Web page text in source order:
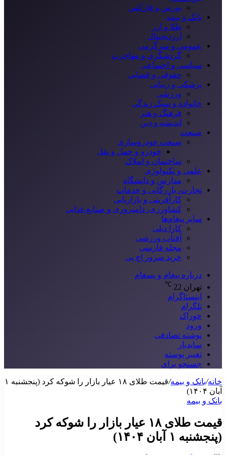
بورس و فارکس
بانک و بیمه
طلا و ارز
ارزدیجیتال
عمومی و سرگرمی
گردشگری و مهاجرت
سیاسی و اجتماعی
حقوقی و قضایی
پزشکی و زیبایی
ورزشی
خانواده و سبک زندگی
فرهنگ و هنر
اندیشه و دین
صنعت
صنعت خودروسازی
خودرو و حمل و نقل
ساختمان و املاک
علمی و تکنولوژی
مدارس و دانشگاه
تجارت، بازرگانی و خدمات
کارآفرینی و بازاریابی
کشاورزی، دامپروری و صنایع غذایی
سایر پیغام‌ها
کارا دیلی
آفتاب ورزشی
مجله فارسی
خرید سرور اچ پی
درباره پیغام و پسغام
تهران 22
℃
اینستاگرام
تلگرام
خوراک
ورود
نوشته تصادفی
سایدبار
تغییر پوسته
جستجو برای
خانه/بانک و بیمه/
قیمت طلای ۱۸ عیار بازار را شوکه کرد (پنجشنبه ۱
آبان ۱۴۰۴)
بانک و بیمه
قیمت طلای ۱۸ عیار بازار را شوکه کرد
(پنجشنبه ۱ آبان ۱۴۰۴)